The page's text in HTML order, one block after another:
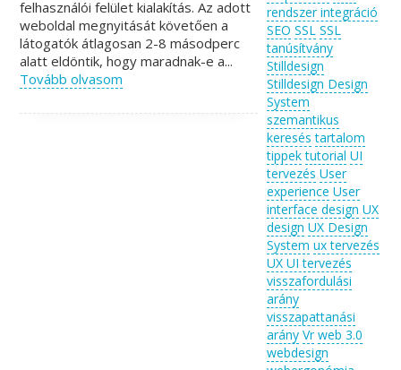
felhasználói felület kialakítás. Az adott
weboldal megnyitását követően a
látogatók átlagosan 2-8 másodperc
alatt eldöntik, hogy maradnak-e a...
Tovább olvasom
rendszer integráció
SEO SSL SSL
tanúsítvány
Stilldesign
Stilldesign Design
System
szemantikus
keresés tartalom
tippek tutorial UI
tervezés User
experience User
interface design UX
design UX Design
System ux tervezés
UX UI tervezés
visszafordulási
arány
visszapattanási
arány Vr web 3.0
webdesign